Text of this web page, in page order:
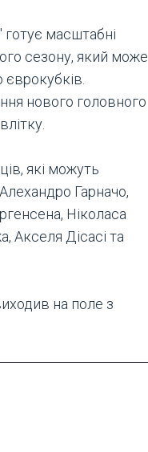
масштабні
сезону, який може
нового головного
які можуть
Гарначо,
Ніколаса
Акселя Дісасі та
на поле з